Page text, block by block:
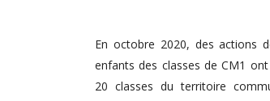
En octobre 2020, des actions
enfants des classes de CM1
20 classes du territoire